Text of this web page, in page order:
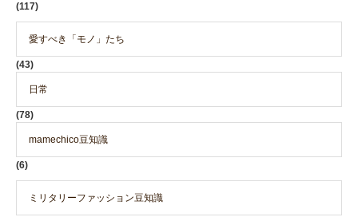
(117)
愛すべき「モノ」たち
(43)
日常
(78)
mamechico豆知識
(6)
ミリタリーファッション豆知識